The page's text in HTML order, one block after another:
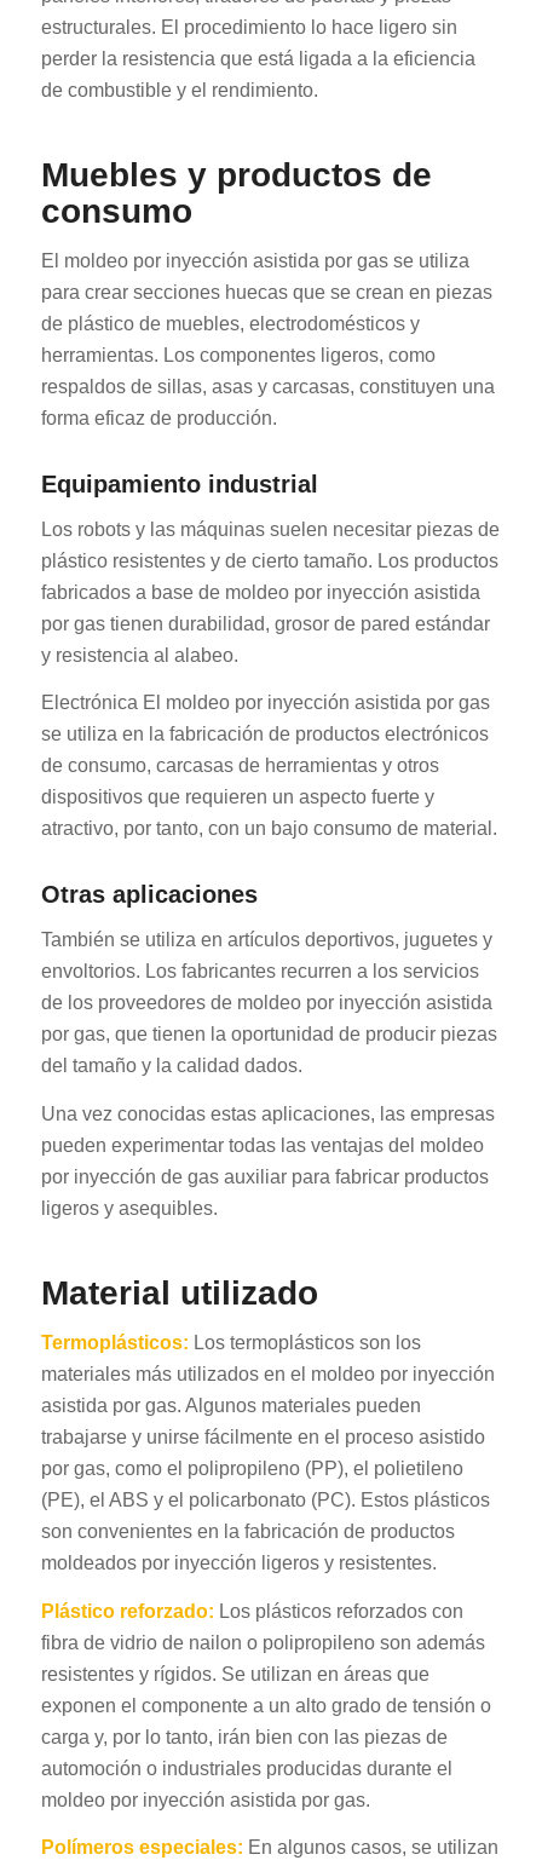
estructurales. El procedimiento lo hace ligero sin
perder la resistencia que está ligada a la eficiencia
de combustible y el rendimiento.
Muebles y productos de
consumo
El moldeo por inyección asistida por gas se utiliza
para crear secciones huecas que se crean en piezas
de plástico de muebles, electrodomésticos y
herramientas. Los componentes ligeros, como
respaldos de sillas, asas y carcasas, constituyen una
forma eficaz de producción.
Equipamiento industrial
Los robots y las máquinas suelen necesitar piezas de
plástico resistentes y de cierto tamaño. Los productos
fabricados a base de moldeo por inyección asistida
por gas tienen durabilidad, grosor de pared estándar
y resistencia al alabeo.
Electrónica El moldeo por inyección asistida por gas
se utiliza en la fabricación de productos electrónicos
de consumo, carcasas de herramientas y otros
dispositivos que requieren un aspecto fuerte y
atractivo, por tanto, con un bajo consumo de material.
Otras aplicaciones
También se utiliza en artículos deportivos, juguetes y
envoltorios. Los fabricantes recurren a los servicios
de los proveedores de moldeo por inyección asistida
por gas, que tienen la oportunidad de producir piezas
del tamaño y la calidad dados.
Una vez conocidas estas aplicaciones, las empresas
pueden experimentar todas las ventajas del moldeo
por inyección de gas auxiliar para fabricar productos
ligeros y asequibles.
Material utilizado
Termoplásticos: Los termoplásticos son los
materiales más utilizados en el moldeo por inyección
asistida por gas. Algunos materiales pueden
trabajarse y unirse fácilmente en el proceso asistido
por gas, como el polipropileno (PP), el polietileno
(PE), el ABS y el policarbonato (PC). Estos plásticos
son convenientes en la fabricación de productos
moldeados por inyección ligeros y resistentes.
Plástico reforzado: Los plásticos reforzados con
fibra de vidrio de nailon o polipropileno son además
resistentes y rígidos. Se utilizan en áreas que
exponen el componente a un alto grado de tensión o
carga y, por lo tanto, irán bien con las piezas de
automoción o industriales producidas durante el
moldeo por inyección asistida por gas.
Polímeros especiales: En algunos casos, se utilizan